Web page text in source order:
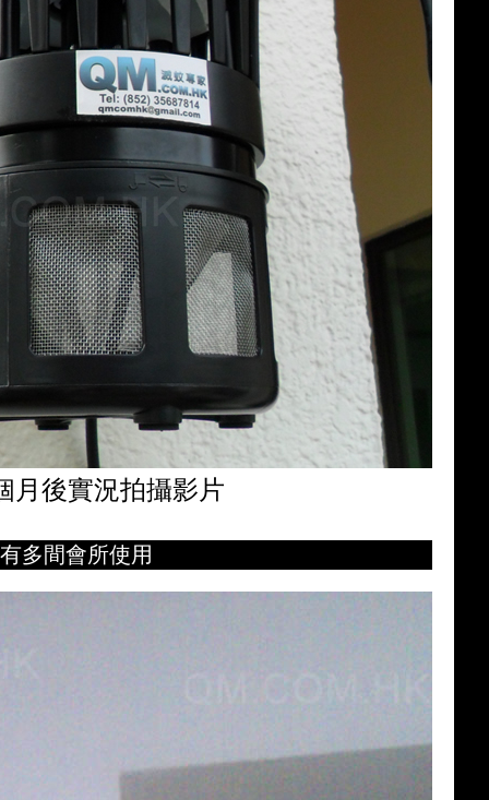
月後實況拍攝影片
多間會所使用